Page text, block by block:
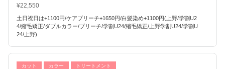
¥22,550
土日祝日は+1100円/ケアブリーチ+1650円/白髪染め+1100円(上野/学割U2
4/縮毛矯正/ダブルカラー/ブリーチ/学割U24/縮毛矯正/上野学割U24/学割U
24/上野)
カット カラー トリートメント